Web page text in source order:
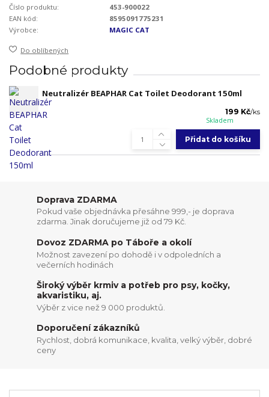
Číslo produktu:
453-900022
EAN kód:
8595091775231
Výrobce:
MAGIC CAT
Do oblíbených
Podobné produkty
Neutralizér BEAPHAR Cat Toilet Deodorant 150ml
199 Kč/ks
Skladem
Přidat do košíku
Doprava ZDARMA
Pokud vaše objednávka přesáhne 999,- je doprava
zdarma. Jinak doručujeme již od 79 Kč.
Dovoz ZDARMA po Táboře a okolí
Možnost zavezení po dohodě i v odpoledních a
večerních hodinách
Široký výběr krmiv a potřeb pro psy, kočky,
akvaristiku, aj.
Výběr z vice než 9 000 produktů.
Doporučení zákazníků
Rychlost, dobrá komunikace, kvalita, velký výběr, dobré
ceny